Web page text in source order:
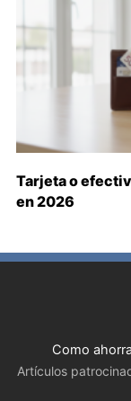
Tarjeta o
en 2026
Como
Artículos